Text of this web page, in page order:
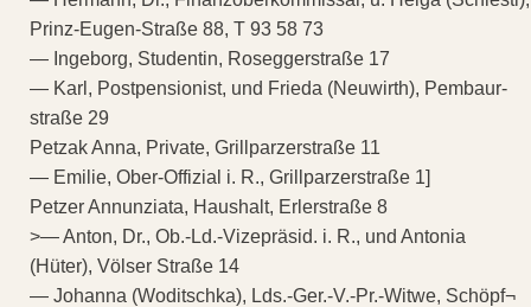
Prinz-Eugen-Straße 88, T 93 58 73
— Ingeborg, Studentin, Roseggerstraße 17
— Karl, Postpensionist, und Frieda (Neuwirth), Pembaur-
straße 29
Petzak Anna, Private, Grillparzerstraße 11
— Emilie, Ober-Offizial i. R., Grillparzerstraße 1]
Petzer Annunziata, Haushalt, Erlerstraße 8
>— Anton, Dr., Ob.-Ld.-Vizepräsid. i. R., und Antonia
(Hüter), Völser Straße 14
— Johanna (Woditschka), Lds.-Ger.-V.-Pr.-Witwe, Schöpf¬